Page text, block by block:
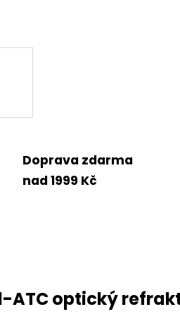
Doprava zdarma
nad 1999 Kč
ATC optický